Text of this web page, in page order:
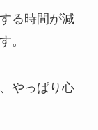
る時間が減
。
やっぱり心